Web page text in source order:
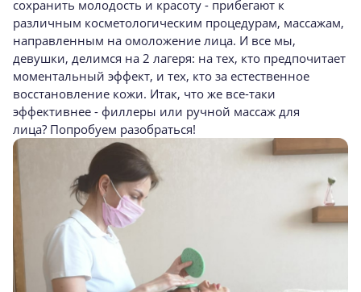
сохранить молодость и красоту - прибегают к
различным косметологическим процедурам, массажам,
направленным на омоложение лица. И все мы,
девушки, делимся на 2 лагеря: на тех, кто предпочитает
моментальный эффект, и тех, кто за естественное
восстановление кожи. Итак, что же все-таки
эффективнее - филлеры или ручной массаж для
лица? Попробуем разобраться!